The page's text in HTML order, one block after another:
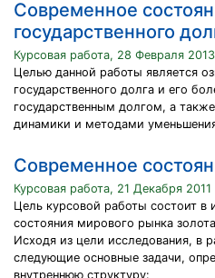
Современное
государственного
Курсовая работа, 28 Февраля 2013
Целью данной работы является
государственного долга и его
государственным долгом, а
динамики и методами
Современное
Курсовая работа, 21 Декабря 2011
Цель курсовой работы состоит в
состояния мирового рынка
Исходя из цели исследования, в
следующие основные задачи,
внутреннюю структуру: